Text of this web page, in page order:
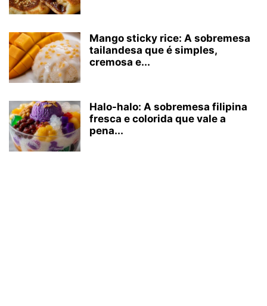
Mango sticky rice: A sobremesa
tailandesa que é simples,
cremosa e...
Halo-halo: A sobremesa filipina
fresca e colorida que vale a
pena...